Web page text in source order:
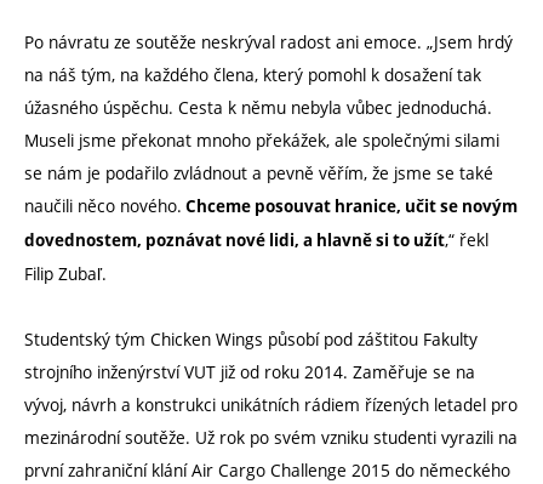
Po návratu ze soutěže neskrýval radost ani emoce. „Jsem hrdý
na náš tým, na každého člena, který pomohl k dosažení tak
úžasného úspěchu. Cesta k němu nebyla vůbec jednoduchá.
Museli jsme překonat mnoho překážek, ale společnými silami
se nám je podařilo zvládnout a pevně věřím, že jsme se také
naučili něco nového. Chceme posouvat hranice, učit se novým
dovednostem, poznávat nové lidi, a hlavně si to užít,“ řekl
Filip Zubaľ.
Studentský tým Chicken Wings působí pod záštitou Fakulty
strojního inženýrství VUT již od roku 2014. Zaměřuje se na
vývoj, návrh a konstrukci unikátních rádiem řízených letadel pro
mezinárodní soutěže. Už rok po svém vzniku studenti vyrazili na
první zahraniční klání Air Cargo Challenge 2015 do německého